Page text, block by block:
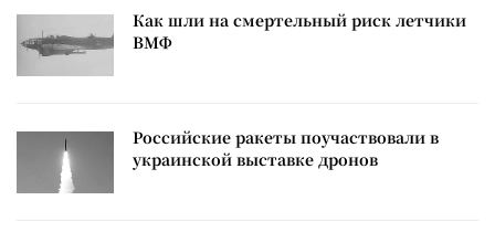
Как шли на смертельный риск летчики
ВМФ
Российские ракеты поучаствовали в
украинской выставке дронов